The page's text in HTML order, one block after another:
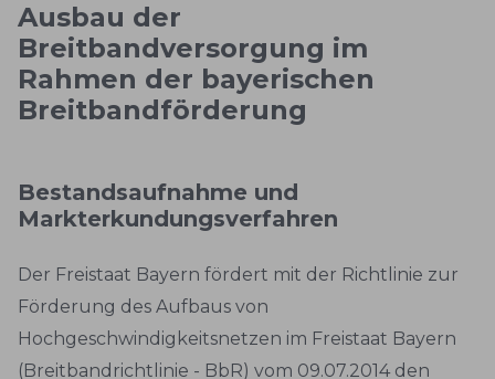
Ausbau der
Breitbandversorgung im
Rahmen der bayerischen
Breitbandförderung
Bestandsaufnahme und
Markterkundungsverfahren
Der Freistaat Bayern fördert mit der Richtlinie zur
Förderung des Aufbaus von
Hochgeschwindigkeitsnetzen im Freistaat Bayern
(Breitbandrichtlinie - BbR) vom 09.07.2014 den